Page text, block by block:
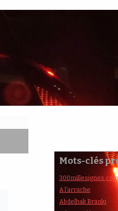
Mots-clés
300millesignes.com
A l’arrache
Abdelhak Branki